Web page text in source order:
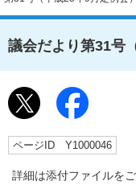
議会だより第31号
ページID Y1000046
詳細は添付ファイルをご